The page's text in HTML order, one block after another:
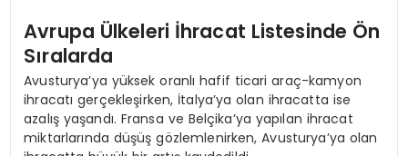
Avrupa Ülkeleri İhracat Listesinde Ön
Sıralarda
Avusturya’ya yüksek oranlı hafif ticari araç-kamyon
ihracatı gerçekleşirken, İtalya’ya olan ihracatta ise
azalış yaşandı. Fransa ve Belçika’ya yapılan ihracat
miktarlarında düşüş gözlemlenirken, Avusturya’ya olan